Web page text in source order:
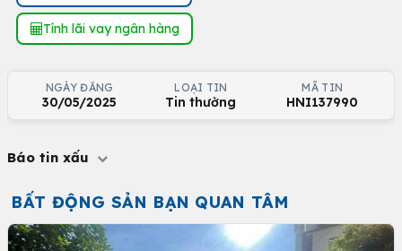
Tính lãi vay ngân hàng
NGÀY ĐĂNG
30/05/2025
LOẠI TIN
Tin thường
MÃ TIN
HNI137990
Báo tin xấu
BẤT ĐỘNG SẢN BẠN QUAN TÂM